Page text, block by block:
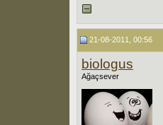
21-08-2011, 00:56
biologus
Ağaçsever